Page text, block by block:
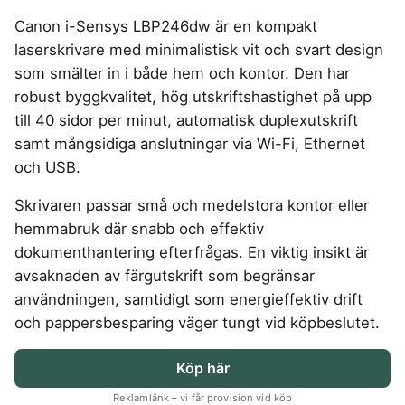
HUSHÅLLSAPPARATER
Robotdammsugare
Skaftdammsugare
Steamer
Strykjärn
KÖK
Airfryer
Dubbel
Airfryer
Pizzaugn
Elvisp
Gjutjärnsgryta
Glassmaskin
Kaffebryggare
Kaffemaskin
Knivslip
Kockkniv
Köksassistent
Liten airfryer
Gasol
Smashjärn
Stekbord
Stekpanna
LIVSMEDEL
SOVRUM
VITVAROR
GAMING
Gaming Dator
Gaming Headset
Gaming hörlursställ
Gaming Laptop
Gaming router
Gaming Tangentbord
Gamingbord
Gamingmus
Gamingstol
Trådlösa Gaming Hörlurar
VR Headset
LJUD & BILD
75 Tum TV
Trådlösa hörlurar
TV 50 tum
TV 55 tum
FÖRSÄKRINGAR
Hundförsäkring
Kattförsäkring
MEDIA & TELEKOM
Bredband
Mobilabonnemang
TV Abonnemang
Rödljusterapi
Skäggtrimmer
Toriska linser
ACCESSOARER
Solglasögon
KOSTTILLSKOTT
Berberine
Kollagen
Kosttillskott klimakteriet
Kreatin
Magnesium zink
NMN
Omega 3
Probiotika
Proteinpulver
Shilajit
5-manna tält
6-manna tält
Abborrespö
Familjetält
Jaktkängor
Campingbord
Pop-up tält
Taktält
Tält
Tält budget
Vandringsbyxor
herr
Vandringsskor
dam
SPORT
Driver
Golfklocka
Golfset
Träningsklocka dam
Träningsklocka herr
Cykelhjälm barn
GPS Klocka barn
UTELEK & AKTIVITETER
Berg studsmatta
Gungställning
Lekstuga
Nedgrävd studsmatta
Oval studsmatta
Rektangulär studsmatta
Stor studsmatta
Studsmatta
Laddbox
Konsumentvägledning
Canon i-Sensys LBP246dw är en kompakt
laserskrivare med minimalistisk vit och svart design
som smälter in i både hem och kontor. Den har
robust byggkvalitet, hög utskriftshastighet på upp
till 40 sidor per minut, automatisk duplexutskrift
samt mångsidiga anslutningar via Wi-Fi, Ethernet
och USB.
Skrivaren passar små och medelstora kontor eller
hemmabruk där snabb och effektiv
dokumenthantering efterfrågas. En viktig insikt är
avsaknaden av färgutskrift som begränsar
användningen, samtidigt som energieffektiv drift
och pappersbesparing väger tungt vid köpbeslutet.
Köp här
Reklamlänk – vi får provision vid köp